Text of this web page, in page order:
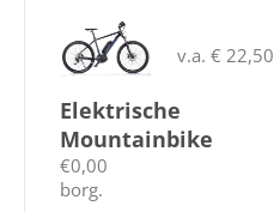
Elektrische
Mountainbike
€0,00
borg.
v.a. € 22,50